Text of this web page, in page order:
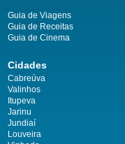
Guia de Viagens
Guia de Receitas
Guia de Cinema
Cidades
Cabreúva
Valinhos
Itupeva
Jarinu
Jundiaí
Louveira